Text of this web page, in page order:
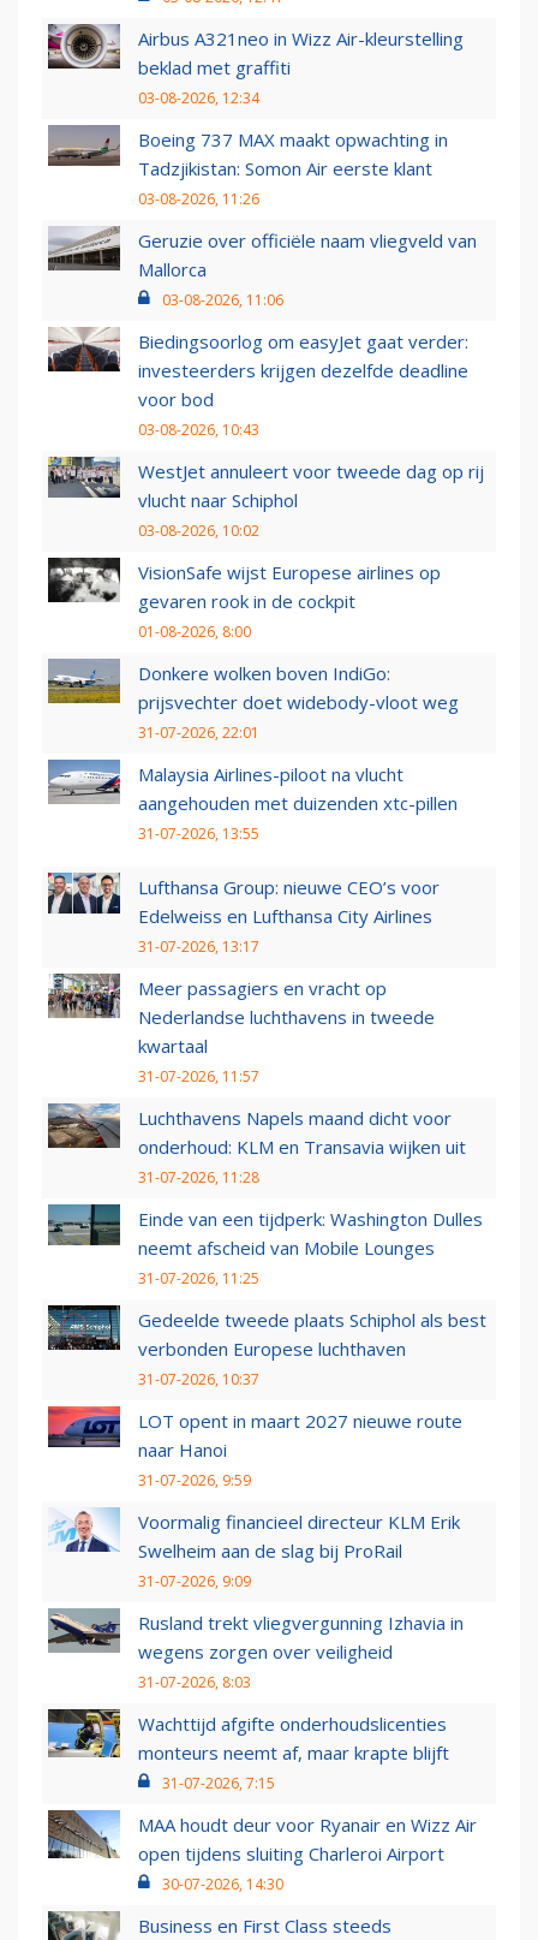
Airbus A321neo in Wizz Air-kleurstelling
beklad met graffiti
03-08-2026, 12:34
Boeing 737 MAX maakt opwachting in
Tadzjikistan: Somon Air eerste klant
03-08-2026, 11:26
Geruzie over officiële naam vliegveld van
Mallorca
03-08-2026, 11:06
Biedingsoorlog om easyJet gaat verder:
investeerders krijgen dezelfde deadline
voor bod
03-08-2026, 10:43
WestJet annuleert voor tweede dag op rij
vlucht naar Schiphol
03-08-2026, 10:02
VisionSafe wijst Europese airlines op
gevaren rook in de cockpit
01-08-2026, 8:00
Donkere wolken boven IndiGo:
prijsvechter doet widebody-vloot weg
31-07-2026, 22:01
Malaysia Airlines-piloot na vlucht
aangehouden met duizenden xtc-pillen
31-07-2026, 13:55
Lufthansa Group: nieuwe CEO’s voor
Edelweiss en Lufthansa City Airlines
31-07-2026, 13:17
Meer passagiers en vracht op
Nederlandse luchthavens in tweede
kwartaal
31-07-2026, 11:57
Luchthavens Napels maand dicht voor
onderhoud: KLM en Transavia wijken uit
31-07-2026, 11:28
Einde van een tijdperk: Washington Dulles
neemt afscheid van Mobile Lounges
31-07-2026, 11:25
Gedeelde tweede plaats Schiphol als best
verbonden Europese luchthaven
31-07-2026, 10:37
LOT opent in maart 2027 nieuwe route
naar Hanoi
31-07-2026, 9:59
Voormalig financieel directeur KLM Erik
Swelheim aan de slag bij ProRail
31-07-2026, 9:09
Rusland trekt vliegvergunning Izhavia in
wegens zorgen over veiligheid
31-07-2026, 8:03
Wachttijd afgifte onderhoudslicenties
monteurs neemt af, maar krapte blijft
31-07-2026, 7:15
MAA houdt deur voor Ryanair en Wizz Air
open tijdens sluiting Charleroi Airport
30-07-2026, 14:30
Business en First Class steeds